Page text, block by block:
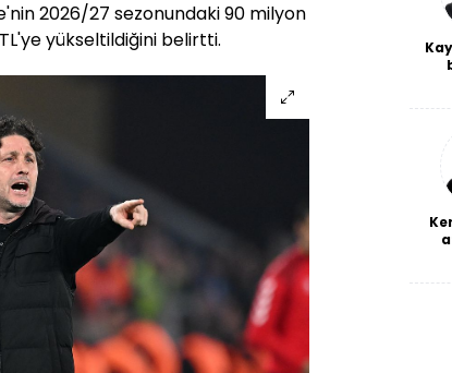
2026/27 sezonundaki 90 milyon
yükseltildiğini belirtti.